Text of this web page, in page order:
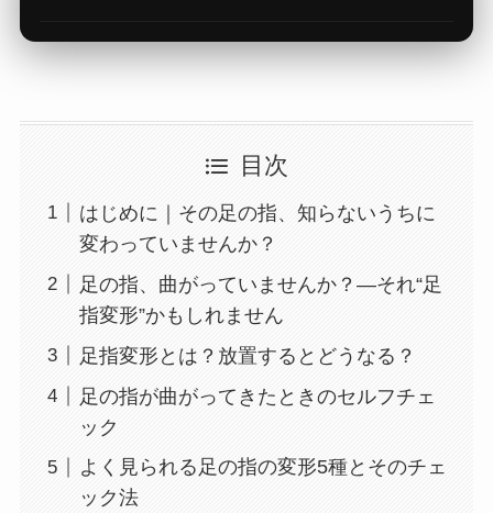
目次
はじめに｜その足の指、知らないうちに
変わっていませんか？
足の指、曲がっていませんか？—それ“足
指変形”かもしれません
足指変形とは？放置するとどうなる？
足の指が曲がってきたときのセルフチェ
ック
よく見られる足の指の変形5種とそのチェ
ック法